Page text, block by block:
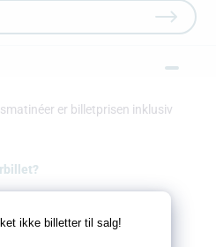
er billetprisen inklusiv
herikke billetter til salg!